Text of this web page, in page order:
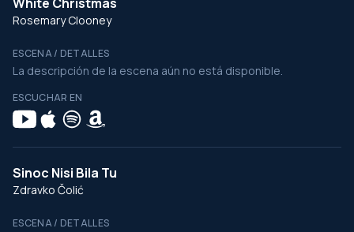
Rosemary Clooney
ESCENA / DETALLES
La descripción de la escena aún no está disponible.
ESCUCHAR EN
Sinoc Nisi Bila Tu
Zdravko Čolić
ESCENA / DETALLES